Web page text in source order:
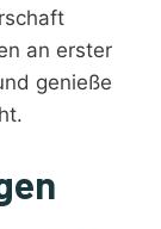
an erster
genieße